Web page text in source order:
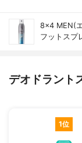
8×4 MEN(
フットスプ
デオドラント
1位